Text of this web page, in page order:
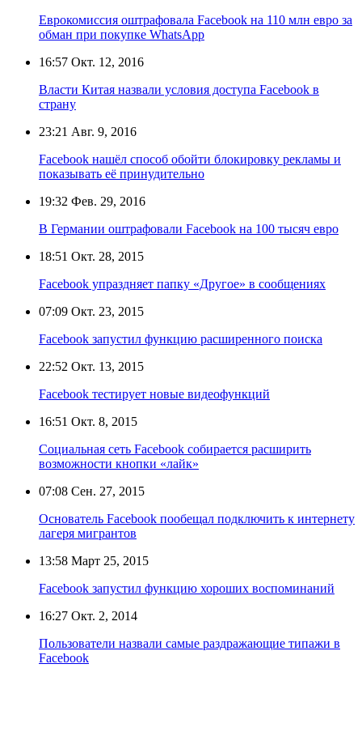
Еврокомиссия оштрафовала Facebook на 110 млн евро за
обман при покупке WhatsApp
16:57 Окт. 12, 2016
Власти Китая назвали условия доступа Facebook в
страну
23:21 Авг. 9, 2016
Facebook нашёл способ обойти блокировку рекламы и
показывать её принудительно
19:32 Фев. 29, 2016
В Германии оштрафовали Facebook на 100 тысяч евро
18:51 Окт. 28, 2015
Facebook упраздняет папку «Другое» в сообщениях
07:09 Окт. 23, 2015
Facebook запустил функцию расширенного поиска
22:52 Окт. 13, 2015
Facebook тестирует новые видеофункций
16:51 Окт. 8, 2015
Социальная сеть Facebook собирается расширить
возможности кнопки «лайк»
07:08 Сен. 27, 2015
Основатель Facebook пообещал подключить к интернету
лагеря мигрантов
13:58 Март 25, 2015
Facebook запустил функцию хороших воспоминаний
16:27 Окт. 2, 2014
Пользователи назвали самые раздражающие типажи в
Facebook